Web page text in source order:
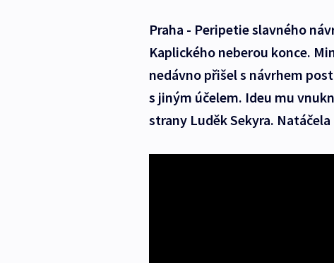
Praha - Peripetie slavného
Kaplického neberou konce.
nedávno přišel s návrhem
s jiným účelem. Ideu mu
strany Luděk Sekyra.